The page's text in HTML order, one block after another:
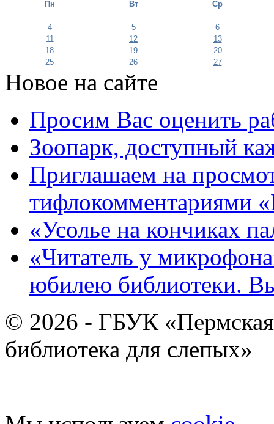
Пн Вт Ср
4 5
6
11
12
13
18
19
20
25
26 27
Новое на сайте
Просим Вас оценить
Зоопарк, доступный
Приглашаем на
тифлокомментариями
«Усолье на кончиках
«Читатель у
юбилею библиотеки.
© 2026 - ГБУК «Пермская
библиотека для слепых»